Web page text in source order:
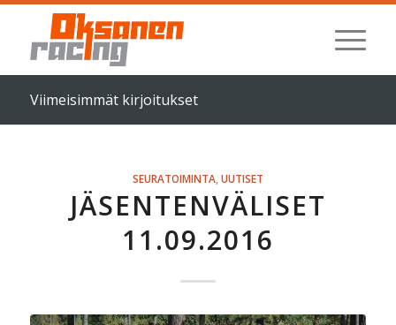
Viimeisimmät kirjoitukset
SEURATOIMINTA, UUTISET
JÄSENTENVÄLISET
11.09.2016